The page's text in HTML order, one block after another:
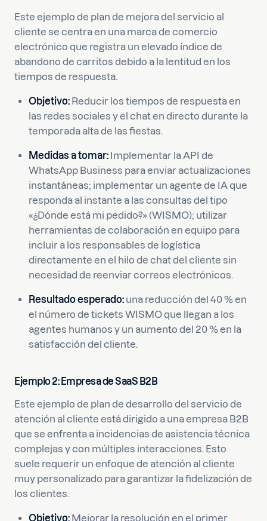
Este ejemplo de plan de mejora del servicio al
cliente se centra en una marca de comercio
electrónico que registra un elevado índice de
abandono de carritos debido a la lentitud en los
tiempos de respuesta.
Objetivo: Reducir los tiempos de respuesta en
las redes sociales y el chat en directo durante la
temporada alta de las fiestas.
Medidas a tomar: Implementar la API de
WhatsApp Business para enviar actualizaciones
instantáneas; implementar un agente de IA que
responda al instante a las consultas del tipo
«¿Dónde está mi pedido?» (WISMO); utilizar
herramientas de colaboración en equipo para
incluir a los responsables de logística
directamente en el hilo de chat del cliente sin
necesidad de reenviar correos electrónicos.
Resultado esperado: una reducción del 40 % en
el número de tickets WISMO que llegan a los
agentes humanos y un aumento del 20 % en la
satisfacción del cliente.
Ejemplo 2: Empresa de SaaS B2B
Este ejemplo de plan de desarrollo del servicio de
atención al cliente está dirigido a una empresa B2B
que se enfrenta a incidencias de asistencia técnica
complejas y con múltiples interacciones. Esto
suele requerir un enfoque de atención al cliente
muy personalizado para garantizar la fidelización de
los clientes.
Objetivo: Mejorar la resolución en el primer